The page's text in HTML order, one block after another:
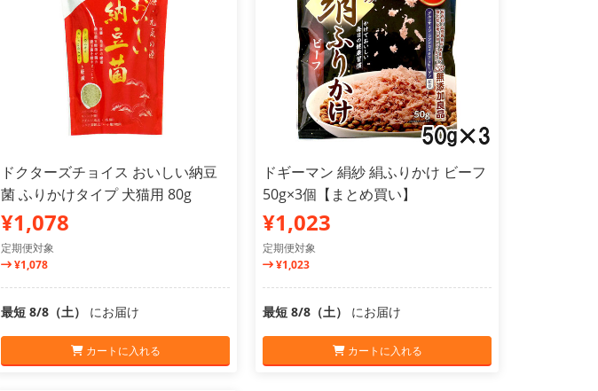
ドクターズチョイス おいしい納豆
菌 ふりかけタイプ 犬猫用 80g
¥1,078
定期便対象
¥1,078
最短 8/8（土） にお届け
カートに入れる
ドギーマン 絹紗 絹ふりかけ ビーフ
50g×3個【まとめ買い】
¥1,023
定期便対象
¥1,023
最短 8/8（土） にお届け
カートに入れる